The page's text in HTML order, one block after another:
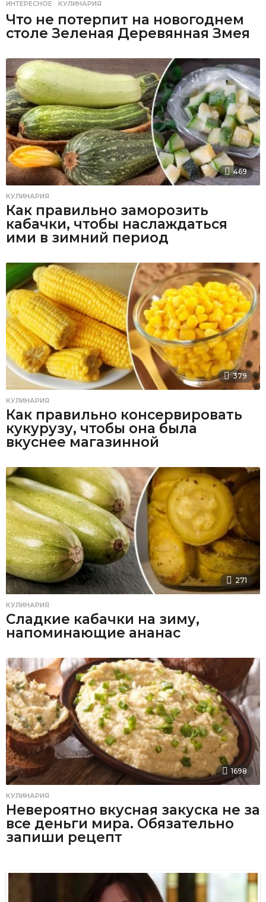
ИНТЕРЕСНОЕ ,КУЛИНАРИЯ
Что не потерпит на новогоднем
столе Зеленая Деревянная Змея
469
КУЛИНАРИЯ
Как правильно заморозить
кабачки, чтобы наслаждаться
ими в зимний период
379
КУЛИНАРИЯ
Как правильно консервировать
кукурузу, чтобы она была
вкуснее магазинной
271
КУЛИНАРИЯ
Сладкие кабачки на зиму,
напоминающие ананас
1698
КУЛИНАРИЯ
Невероятно вкусная закуска не за
все деньги мира. Обязательно
запиши рецепт